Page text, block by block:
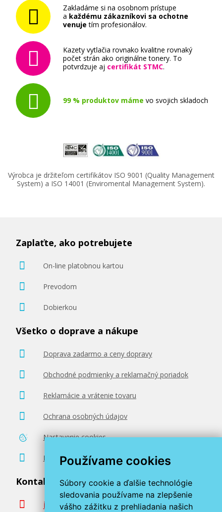
Používame cookies
Súbory cookie a ďalšie technológie
sledovania používame na zlepšenie
vášho zážitku z prehliadania našich
Pridať do košíka
Originálna náplň EPSON č. 407 (T07U1)
(čierna)
51,90 €
Zakladáme si na osobnom prístupe
a každému zákazníkovi sa ochotne
venuje tím profesionálov.
Kazety vytlačia rovnako kvalitne rovnaký
počet strán ako originálne tonery. To
potvrdzuje aj certifikát STMC.
99 % produktov máme vo svojich skladoch
Výrobca je držiteľom certifikátov ISO 9001 (Quality Management
System) a ISO 14001 (Enviromental Management System).
Zaplaťte, ako potrebujete
On-line platobnou kartou
Prevodom
Dobierkou
Všetko o doprave a nákupe
Doprava zadarmo a ceny dopravy
Obchodné podmienky a reklamačný poriadok
Reklamácie a vrátenie tovaru
Ochrana osobných údajov
Nastavenie cookies
Poradenstvo zadarmo
Kontaktujte nás
info@miroluk.sk